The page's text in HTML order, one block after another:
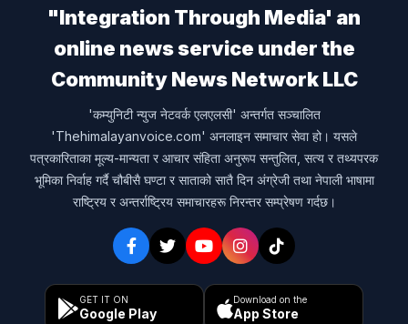
"Integration Through Media' an
online news service under the
Community News Network LLC
'कम्युनिटी न्युज नेटवर्क एलएलसी' अन्तर्गत सञ्चालित
'Thehimalayanvoice.com' अनलाइन समाचार सेवा हो। यसले
पत्रकारिताका मूल्य-मान्यता र आचार संहिता अनुरूप सन्तुलित, सत्य र तथ्यपरक
भूमिका निर्वाह गर्दै चौबीसै घण्टा र साताको सातै दिन अंग्रेजी तथा नेपाली भाषामा
राष्ट्रिय र अन्तर्राष्ट्रिय समाचारहरू निरन्तर सम्प्रेषण गर्दछ।
GET IT ON
Google Play
Download on the
App Store